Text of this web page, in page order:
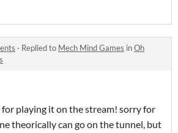
· Replied to Mech Mind Games inOh
playing it on the stream! sorry for
theorically can go on the tunnel, but